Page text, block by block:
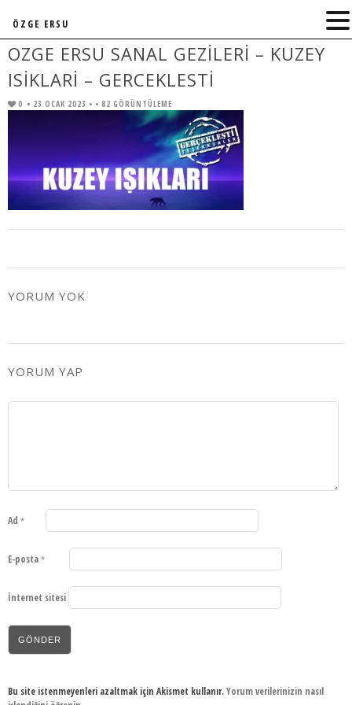
OZGE ERSU SANAL GEZILERI – KUZEY
ISIKLARI – GERCEKLESTI
0 • 23 OCAK 2023 • • 82 GÖRÜNTÜLEME
YORUM YOK
YORUM YAP
Ad *
E-posta *
İnternet sitesi
Bu site istenmeyenleri azaltmak için Akismet kullanır.Yorum verilerinizin nasıl
ÖZGE ERSU